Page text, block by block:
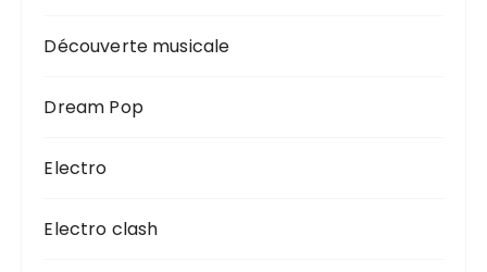
Découverte musicale
Dream Pop
Electro
Electro clash